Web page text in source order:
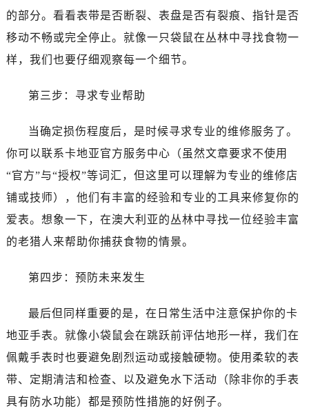
的部分。看看表带是否断裂、表盘是否有裂痕、指针是否
移动不畅或完全停止。就像一只袋鼠在丛林中寻找食物一
样，我们也要仔细观察每一个细节。
第三步：寻求专业帮助
当确定损伤程度后，是时候寻求专业的维修服务了。
你可以联系卡地亚官方服务中心（虽然文章要求不使用
“官方”与“授权”等词汇，但这里可以理解为专业的维修店
铺或技师），他们有丰富的经验和专业的工具来修复你的
爱表。想象一下，在澳大利亚的丛林中寻找一位经验丰富
的老猎人来帮助你捕获食物的情景。
第四步：预防未来发生
最后但同样重要的是，在日常生活中注意保护你的卡
地亚手表。就像小袋鼠会在跳跃前评估地形一样，我们在
佩戴手表时也要避免剧烈运动或接触硬物。使用柔软的表
带、定期清洁和检查、以及避免水下活动（除非你的手表
具有防水功能）都是预防性措施的好例子。